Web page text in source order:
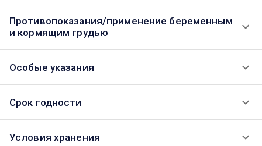
Противопоказания/применение беременным
и кормящим грудью
Особые указания
Срок годности
Условия хранения